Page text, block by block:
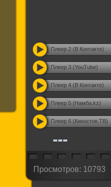
Плеер 2 (В Контакте)
Плеер 3 (YouTube)
Плеер 4 (В Контакте)
Плеер 5 (Намба.kz)
Плеер 6 (Киносток.ТВ)
Просмотров: 10793